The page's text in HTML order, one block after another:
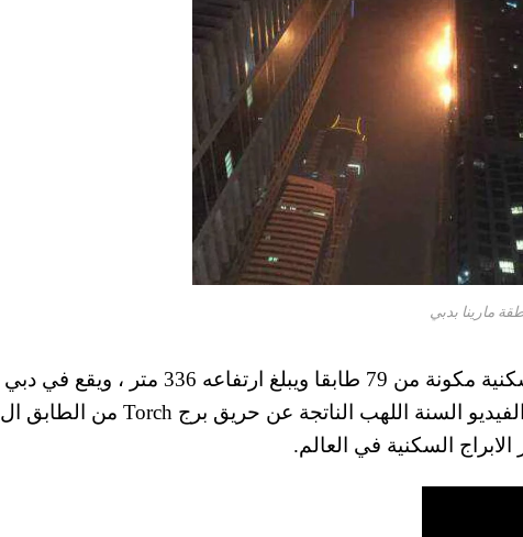
يذكر ان برج Torch هو عبارة عن ناطحة سحاب سكنية مكونة من 79 طابقا ويبلغ ارتفاعه 336 متر ، ويقع في دبي
مارينا في مدينة دبي بالامارات ، وكما نشاهد في الفيديو السنة اللهب الناتجة عن حريق برج Torch من الطابق ال